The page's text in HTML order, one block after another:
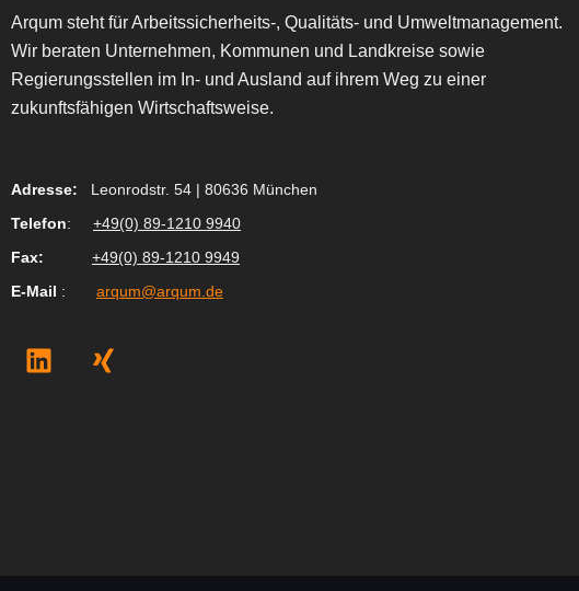
Arqum steht für Arbeitssicherheits-, Qualitäts- und Umweltmanagement.
Wir beraten Unternehmen, Kommunen und Landkreise sowie
Regierungsstellen im In- und Ausland auf ihrem Weg zu einer
zukunftsfähigen Wirtschaftsweise.
Adresse:
Leonrodstr. 54 | 80636 München
Telefon:
+49(0) 89-1210 9940
Fax:
+49(0) 89-1210 9949
E-Mail : arqum@arqum.de
L
i
X
i